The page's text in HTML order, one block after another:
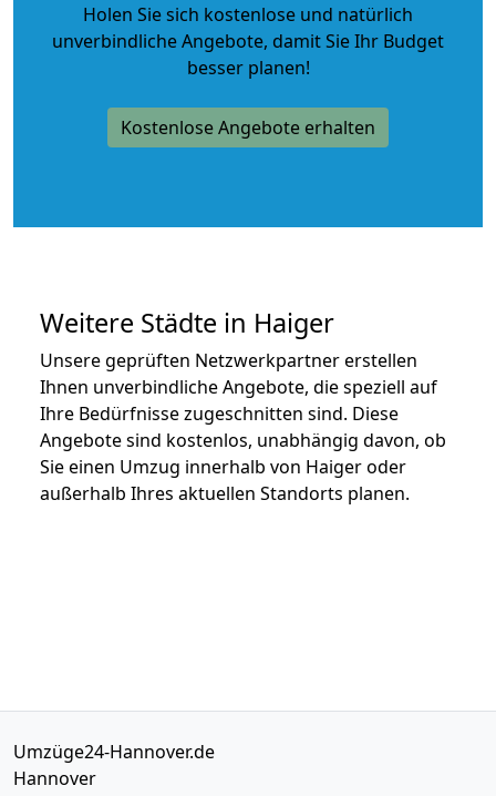
Holen Sie sich kostenlose und natürlich
unverbindliche Angebote, damit Sie Ihr Budget
besser planen!
Kostenlose Angebote erhalten
Weitere Städte in Haiger
Unsere geprüften Netzwerkpartner erstellen
Ihnen unverbindliche Angebote, die speziell auf
Ihre Bedürfnisse zugeschnitten sind. Diese
Angebote sind kostenlos, unabhängig davon, ob
Sie einen Umzug innerhalb von Haiger oder
außerhalb Ihres aktuellen Standorts planen.
Umzüge24-Hannover.de
Hannover